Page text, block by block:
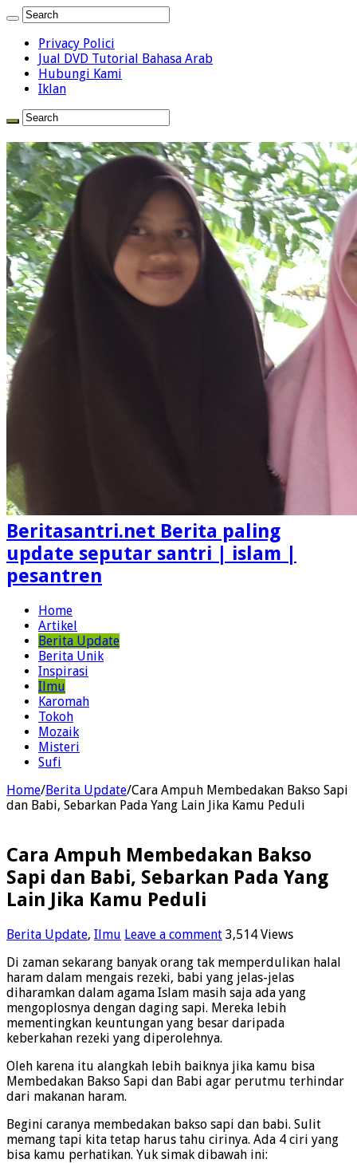
Privacy Polici
Jual DVD Tutorial Bahasa Arab
Hubungi Kami
Iklan
Beritasantri.net Berita paling
update seputar santri | islam |
pesantren
Home
Artikel
Berita Update
Berita Unik
Inspirasi
Ilmu
Karomah
Tokoh
Mozaik
Misteri
Sufi
Home/Berita Update/Cara Ampuh Membedakan Bakso Sapi
dan Babi, Sebarkan Pada Yang Lain Jika Kamu Peduli
Cara Ampuh Membedakan Bakso
Sapi dan Babi, Sebarkan Pada Yang
Lain Jika Kamu Peduli
Berita Update, Ilmu Leave a comment 3,514 Views
Di zaman sekarang banyak orang tak memperdulikan halal
haram dalam mengais rezeki, babi yang jelas-jelas
diharamkan dalam agama Islam masih saja ada yang
mengoplosnya dengan daging sapi. Mereka lebih
mementingkan keuntungan yang besar daripada
keberkahan rezeki yang diperolehnya.
Oleh karena itu alangkah lebih baiknya jika kamu bisa
Membedakan Bakso Sapi dan Babi agar perutmu terhindar
dari makanan haram.
Begini caranya membedakan bakso sapi dan babi. Sulit
memang tapi kita tetap harus tahu cirinya. Ada 4 ciri yang
bisa kamu perhatikan. Yuk simak dibawah ini: